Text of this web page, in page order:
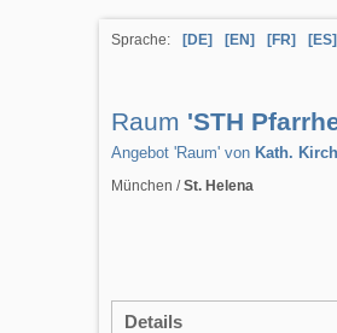
Sprache: [DE] [EN] [FR] [ES]
Raum 'STH
Angebot 'Raum' von Kath.
München /St. Helena
Details